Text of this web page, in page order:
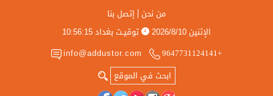
من نحن إتصل بنا
الإثنين2026/8/10 توقيـت بغداد10:56:16
+9647731124141
info@addustor.com